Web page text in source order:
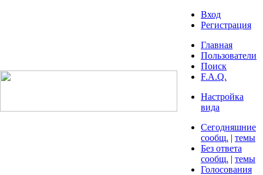
Вход
Регистрация
Главная
Пользователи
Поиск
F.A.Q.
Настройка
вида
Сегодняшние
сообщ. | темы
Без ответа
сообщ. | темы
Голосования